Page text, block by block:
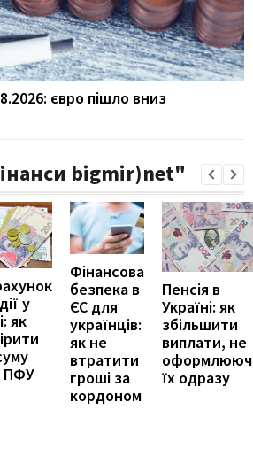
євро пішло вниз
bigmir)net"
у
як
ПФУ
Фінансова
безпека в
ЄС для
українців:
як не
втратити
гроші за
кордоном
Пенсія в
Україні: як
збільшити
виплати, не
їх одразу